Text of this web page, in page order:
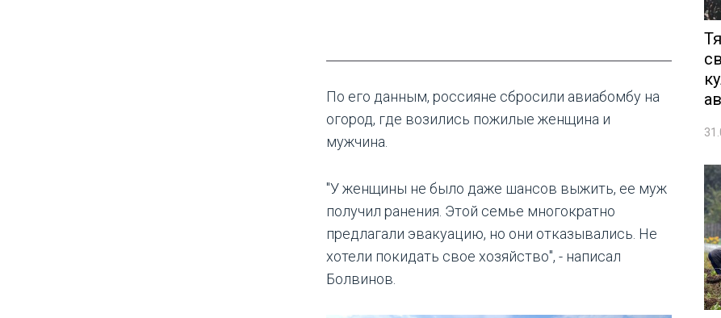
По его данным, россияне сбросили авиабомбу на
огород, где возились пожилые женщина и
мужчина.
"У женщины не было даже шансов выжить, ее муж
получил ранения. Этой семье многократно
предлагали эвакуацию, но они отказывались. Не
хотели покидать свое хозяйство", - написал
Болвинов.